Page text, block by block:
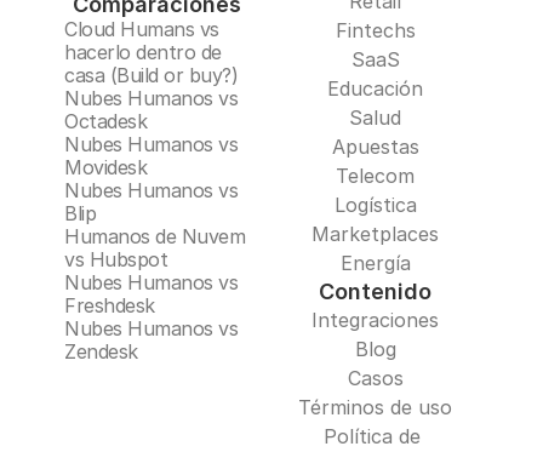
Cloud Humans vs
hacerlo dentro de
casa (Build or buy?)
Nubes Humanos vs
Octadesk
Nubes Humanos vs
Movidesk
Nubes Humanos vs
Blip
Humanos de Nuvem
vs Hubspot
Nubes Humanos vs
Freshdesk
Nubes Humanos vs
Zendesk
Fintechs
SaaS
Educación
Salud
Apuestas
Telecom
Logística
Marketplaces
Energía
Contenido
Integraciones
Blog
Casos
Términos de uso
Política de